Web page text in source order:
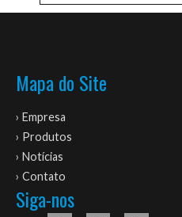
Mapa do Site
› Empresa
› Produtos
› Notícias
› Contato
Siga-nos